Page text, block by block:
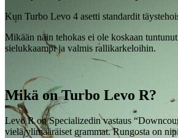
Kun Turbo Levo 4 asetti standardit
Mikään näin tehokas ei ole koskaan
sielukkaampi ja valmis rallikarkeloihin.
Mikä on Turbo Levo R?
Levo R on Specializedin vastaus
vielä ylimääräiset grammat. Rungosta on